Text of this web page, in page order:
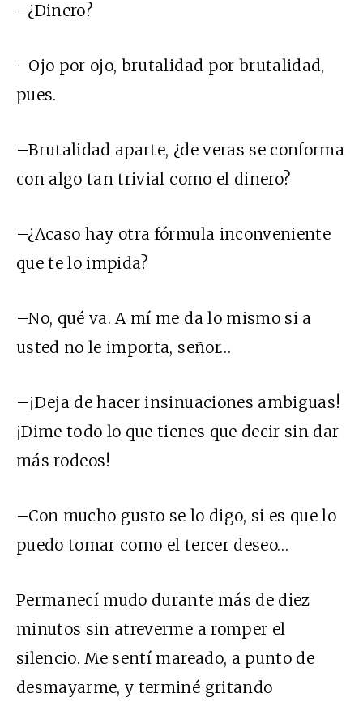
–¿Dinero?
–Ojo por ojo, brutalidad por brutalidad,
pues.
–Brutalidad aparte, ¿de veras se conforma
con algo tan trivial como el dinero?
–¿Acaso hay otra fórmula inconveniente
que te lo impida?
–No, qué va. A mí me da lo mismo si a
usted no le importa, señor…
–¡Deja de hacer insinuaciones ambiguas!
¡Dime todo lo que tienes que decir sin dar
más rodeos!
–Con mucho gusto se lo digo, si es que lo
puedo tomar como el tercer deseo…
Permanecí mudo durante más de diez
minutos sin atreverme a romper el
silencio. Me sentí mareado, a punto de
desmayarme, y terminé gritando